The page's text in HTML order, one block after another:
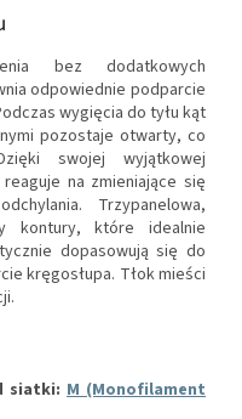
bez dodatkowych
odpowiednie podparcie
wygięcia do tyłu kąt
pozostaje otwarty, co
swojej wyjątkowej
na zmieniające się
Trzypanelowa,
kontury, które idealnie
dopasowują się do
kręgosłupa. Tłok mieści
siatki:M (Monofilament